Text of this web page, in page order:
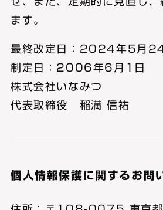
ます。
最終改定日：2024年5月
制定日：2006年6月1日
株式会社いなみつ
代表取締役 稲満 信祐
個人情報保護に関するお問